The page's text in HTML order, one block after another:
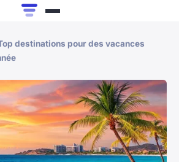
destinations pour des vacances